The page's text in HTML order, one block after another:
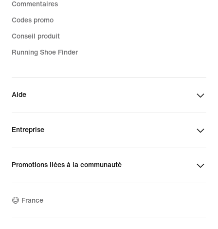
Commentaires
Codes promo
Conseil produit
Running Shoe Finder
Aide
Entreprise
Promotions liées à la communauté
France